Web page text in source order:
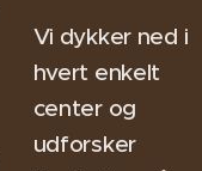
Vi dykker ned i
hvert enkelt
center og
udforsker